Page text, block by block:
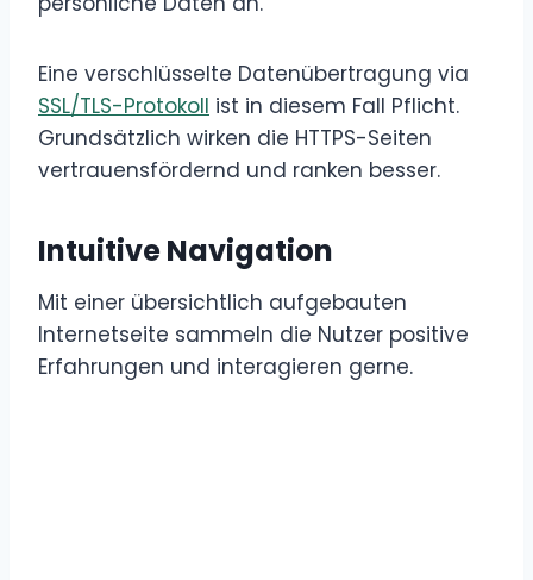
Eine verschlüsselte Datenübertragung via
SSL/TLS-Protokoll ist in diesem Fall Pflicht.
Grundsätzlich wirken die HTTPS-Seiten
vertrauensfördernd und ranken besser.
Intuitive Navigation
Mit einer übersichtlich aufgebauten
Internetseite sammeln die Nutzer positive
Erfahrungen und interagieren gerne.